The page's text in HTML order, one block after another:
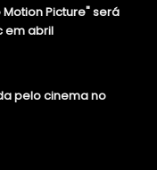
Picture" será
em abril
pelo cinema no